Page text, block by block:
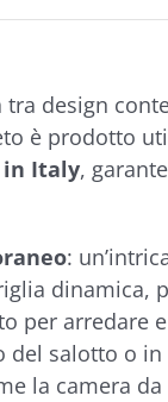
design
è prodotto
in Italy,
:
dinamica,
per arredare
salotto o in
la camera